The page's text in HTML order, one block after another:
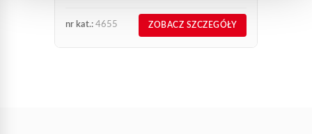
nr kat.: 4655 ZOBACZ SZCZEGÓŁY